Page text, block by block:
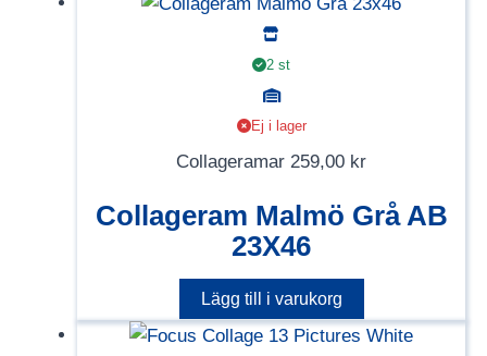
2 st
Ej i lager
Collageramar 259,00 kr
Collageram Malmö Grå AB
23X46
Lägg till i varukorg